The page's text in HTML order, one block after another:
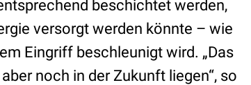
beschichtet werden,
versorgt werden könnte – wie
Eingriff beschleunigt wird. „Das
noch in der Zukunft liegen“, so